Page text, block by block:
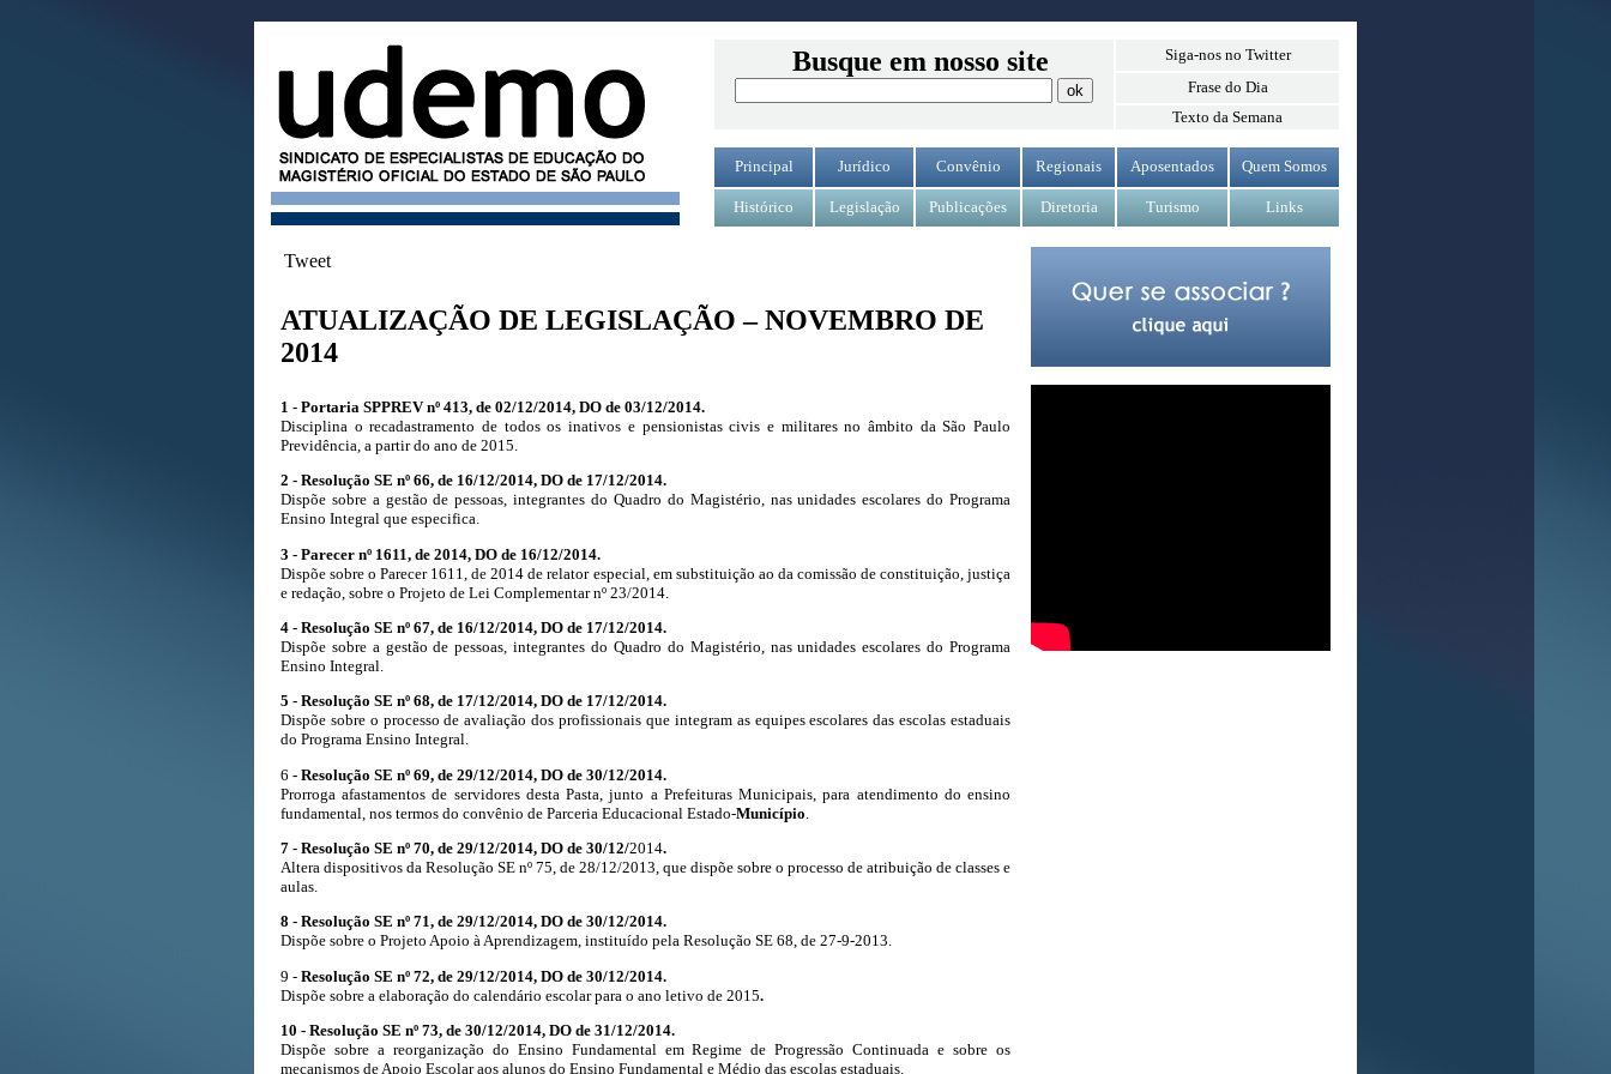
Busque em nosso site
Siga-nos no Twitter
Frase do Dia
Texto da Semana
Principal Jurídico Convênio Regionais Aposentados Quem Somos
Histórico Legislação Publicações Diretoria Turismo Links
Tweet
ATUALIZAÇÃO DE LEGISLAÇÃO – NOVEMBRO DE
2014
1 - Portaria SPPREV nº 413, de 02/12/2014, DO de 03/12/2014.
Disciplina o recadastramento de todos os inativos e pensionistas civis e militares no âmbito da São Paulo
Previdência, a partir do ano de 2015.
2 - Resolução SE nº 66, de 16/12/2014, DO de 17/12/2014.
Dispõe sobre a gestão de pessoas, integrantes do Quadro do Magistério, nas unidades escolares do Programa
Ensino Integral que especifica.
3 - Parecer nº 1611, de 2014, DO de 16/12/2014.
Dispõe sobre o Parecer 1611, de 2014 de relator especial, em substituição ao da comissão de constituição, justiça
e redação, sobre o Projeto de Lei Complementar nº 23/2014.
4 - Resolução SE nº 67, de 16/12/2014, DO de 17/12/2014.
Dispõe sobre a gestão de pessoas, integrantes do Quadro do Magistério, nas unidades escolares do Programa
Ensino Integral.
5 - Resolução SE nº 68, de 17/12/2014, DO de 17/12/2014.
Dispõe sobre o processo de avaliação dos profissionais que integram as equipes escolares das escolas estaduais
do Programa Ensino Integral.
6 - Resolução SE nº 69, de 29/12/2014, DO de 30/12/2014.
Prorroga afastamentos de servidores desta Pasta, junto a Prefeituras Municipais, para atendimento do ensino
fundamental, nos termos do convênio de Parceria Educacional Estado-Município
7 - Resolução SE nº 70, de 29/12/2014, DO de 30/12/2014.
Altera dispositivos da Resolução SE nº 75, de 28/12/2013, que dispõe sobre o processo de atribuição de classes e
aulas.
8 - Resolução SE nº 71, de 29/12/2014, DO de 30/12/2014.
Dispõe sobre o Projeto Apoio à Aprendizagem, instituído pela Resolução SE 68, de 27-9-2013.
9 - Resolução SE nº 72, de 29/12/2014, DO de 30/12/2014.
Dispõe sobre a elaboração do calendário escolar para o ano letivo de 2015.
10 - Resolução SE nº 73, de 30/12/2014, DO de 31/12/2014.
Dispõe sobre a reorganização do Ensino Fundamental em Regime de Progressão Continuada e sobre os
mecanismos de Apoio Escolar aos alunos do Ensino Fundamental e Médio das escolas estaduais.